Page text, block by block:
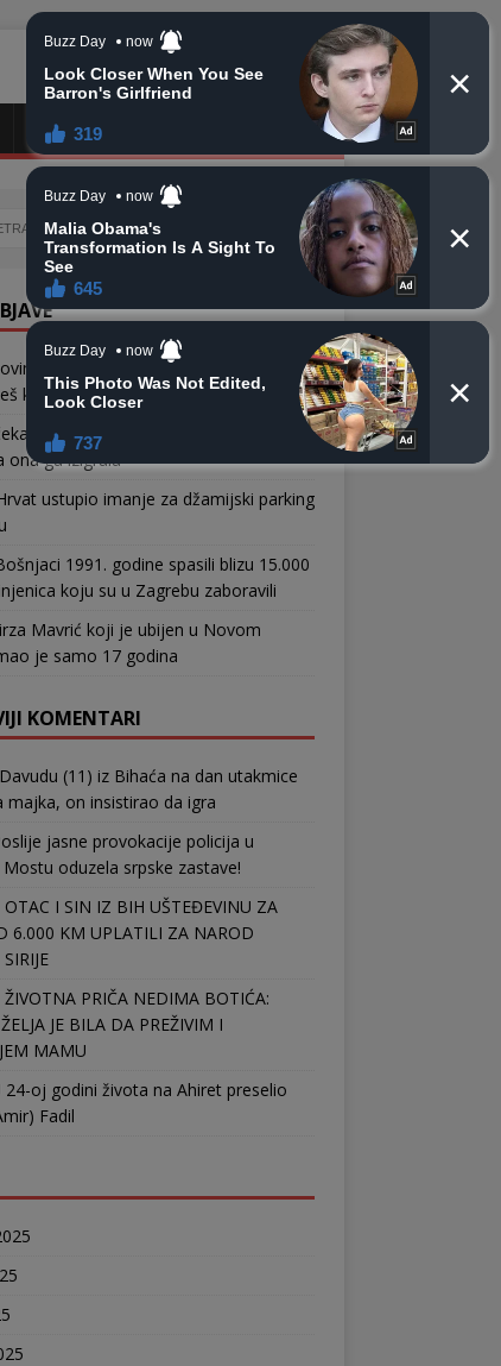
CRNA HRONIKA
u Gazi prije smrti pisala sinu:
kćerku daj joj moje ime
Mejru četiri sata ispred pošte u
ona ga izigrala
ustupio imanje za džamijski parking
1991. godine spasili blizu 15.000
koju su u Zagrebu zaboravili
Mavrić koji je ubijen u Novom
je samo 17 godina
KOMENTARI
Davudu (11) iz Bihaća na dan utakmice
majka, on insistirao da igra
jasne provokacije policija u
oduzela srpske zastave!
OTAC I SIN IZ BIH UŠTEĐEVINU ZA
6.000 KM UPLATILI ZA NAROD
ŽIVOTNA PRIČA NEDIMA BOTIĆA:
JE BILA DA PREŽIVIM I
MAMU
24-oj godini života na Ahiret preselio
Fadil